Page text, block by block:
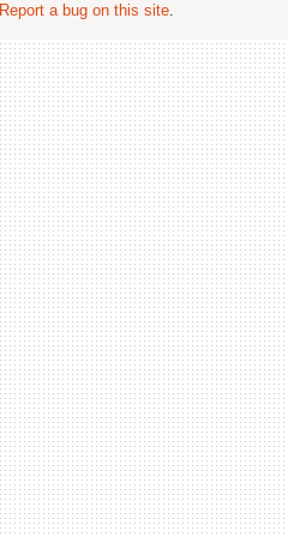
Report a bug on this site.